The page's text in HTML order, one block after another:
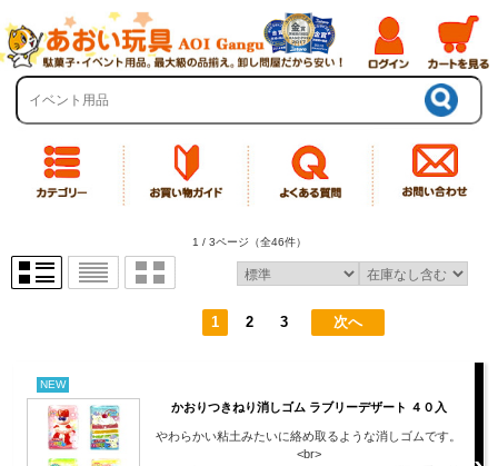
1 / 3ページ （全46件）
1 2 3 次へ
NEW
かおりつきねり消しゴム ラブリーデザート ４０入
やわらかい粘土みたいに絡め取るような消しゴムです。
<br>